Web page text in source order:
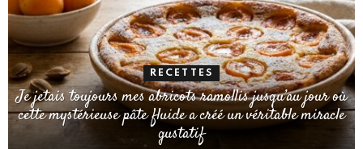
RECETTES
Je jetais toujours mes abricots ramollis jusqu’au jour où
cette mystérieuse pâte fluide a créé un véritable miracle
gustatif